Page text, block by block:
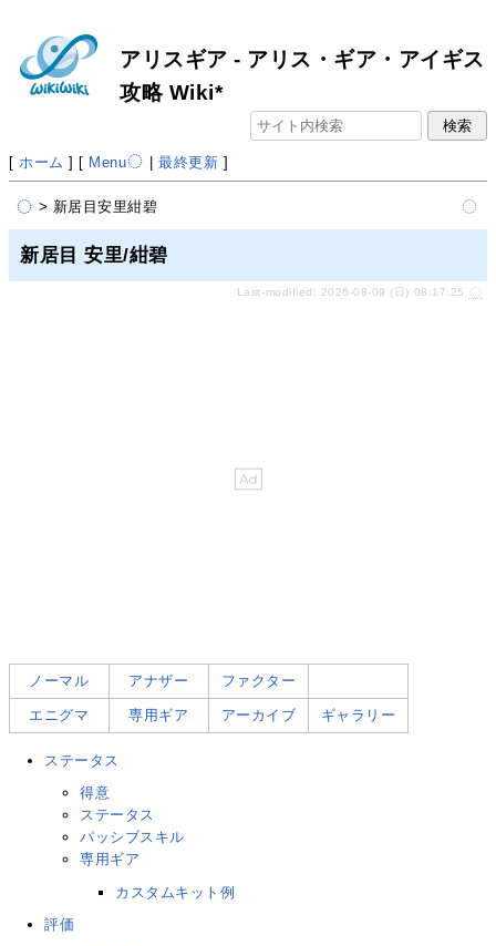
アリスギア - アリス・ギア・アイギス
攻略 Wiki*
[ ホーム ] [ Menu |最終更新 ]
> 新居目安里紺碧
新居目 安里/紺碧
Last-modified: 2026-08-09 (日) 08:17:25
ノーマル アナザー ファクター
エニグマ 専用ギア アーカイブ ギャラリー
ステータス
得意
ステータス
パッシブスキル
専用ギア
カスタムキット例
評価